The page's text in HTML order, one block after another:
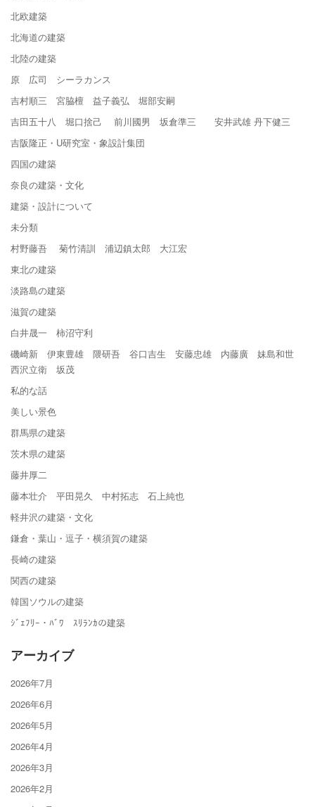
北欧建築
北海道の建築
北陸の建築
原 広司 シーラカンス
吉村順三 宮脇檀 益子義弘 堀部安嗣
吉田五十八 堀口捨己 前川國男 坂倉準三 安井武雄 丹下健三
吉阪隆正・U研究室・象設計集団
四国の建築
奈良の建築・文化
建築・設計について
未分類
村野藤吾 菊竹清訓 浦辺鎮太郎 大江宏
東北の建築
淡路島の建築
滋賀の建築
白井晟一 柿沼守利
磯崎新 伊東豊雄 隈研吾 谷口吉生 安藤忠雄 内藤廣 妹島和世
西沢立衛 坂茂
私的な話
美しい景色
群馬県の建築
茨木県の建築
藤井厚二
藤本壮介 平田晃久 中村拓志 石上純也
軽井沢の建築・文化
鎌倉・葉山・逗子・横須賀の建築
長崎の建築
関西の建築
韓国ソウルの建築
ｼﾞｪﾌﾘｰ・ﾊﾞﾜ ｽﾘﾗﾝｶの建築
アーカイブ
2026年7月
2026年6月
2026年5月
2026年4月
2026年3月
2026年2月